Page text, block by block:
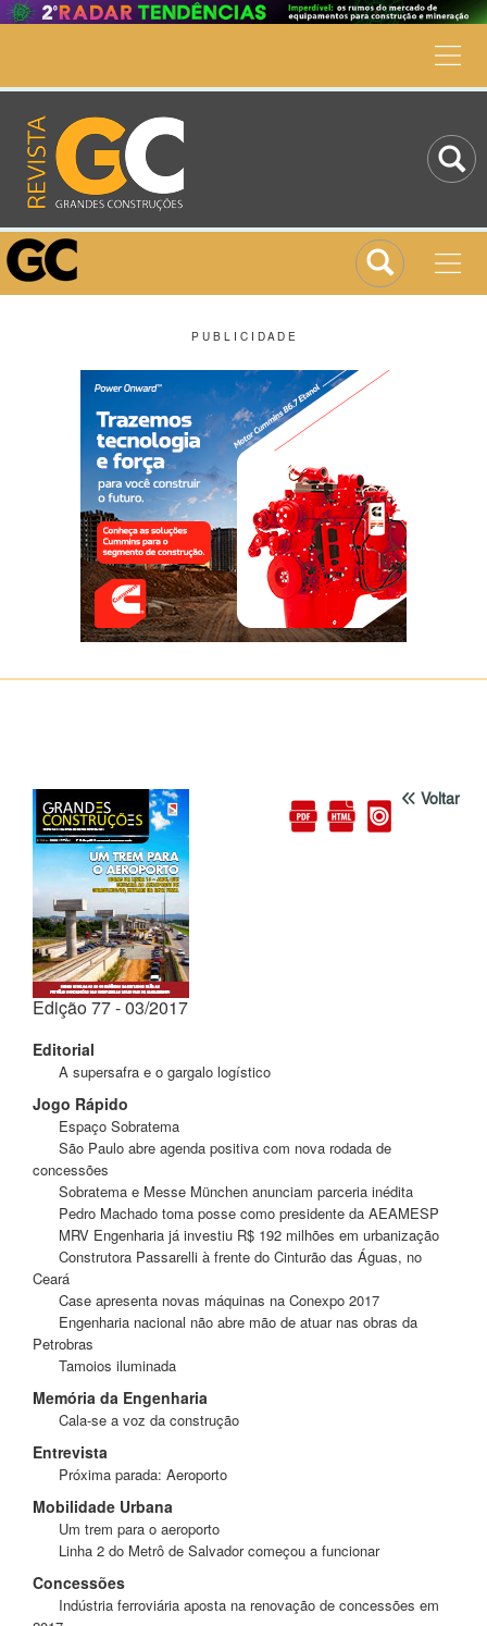
P U B L I C I D A D E
Voltar
Edição 77 - 03/2017
Editorial
A supersafra e o gargalo logístico
Jogo Rápido
Espaço Sobratema
São Paulo abre agenda positiva com nova rodada de
concessões
Sobratema e Messe München anunciam parceria inédita
Pedro Machado toma posse como presidente da AEAMESP
MRV Engenharia já investiu R$ 192 milhões em urbanização
Construtora Passarelli à frente do Cinturão das Águas, no
Ceará
Case apresenta novas máquinas na Conexpo 2017
Engenharia nacional não abre mão de atuar nas obras da
Petrobras
Tamoios iluminada
Memória da Engenharia
Cala-se a voz da construção
Entrevista
Próxima parada: Aeroporto
Mobilidade Urbana
Um trem para o aeroporto
Linha 2 do Metrô de Salvador começou a funcionar
Concessões
Indústria ferroviária aposta na renovação de concessões em